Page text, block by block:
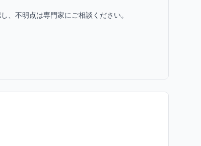
、不明点は専門家にご相談ください。